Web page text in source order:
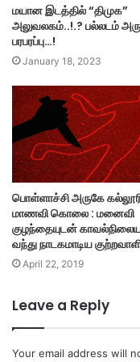
மயான இடத்தில் “திமுக”
அலுவலகம்..!.? பல்லடம்
பரபரப்பு…!
January 18, 2023
பொள்ளாச்சி அருகே
மாணவி கொலை : மனைவி
குழந்தையுடன்
வந்து நாடகமாடிய
April 22, 2019
Leave a Reply
Your email address will